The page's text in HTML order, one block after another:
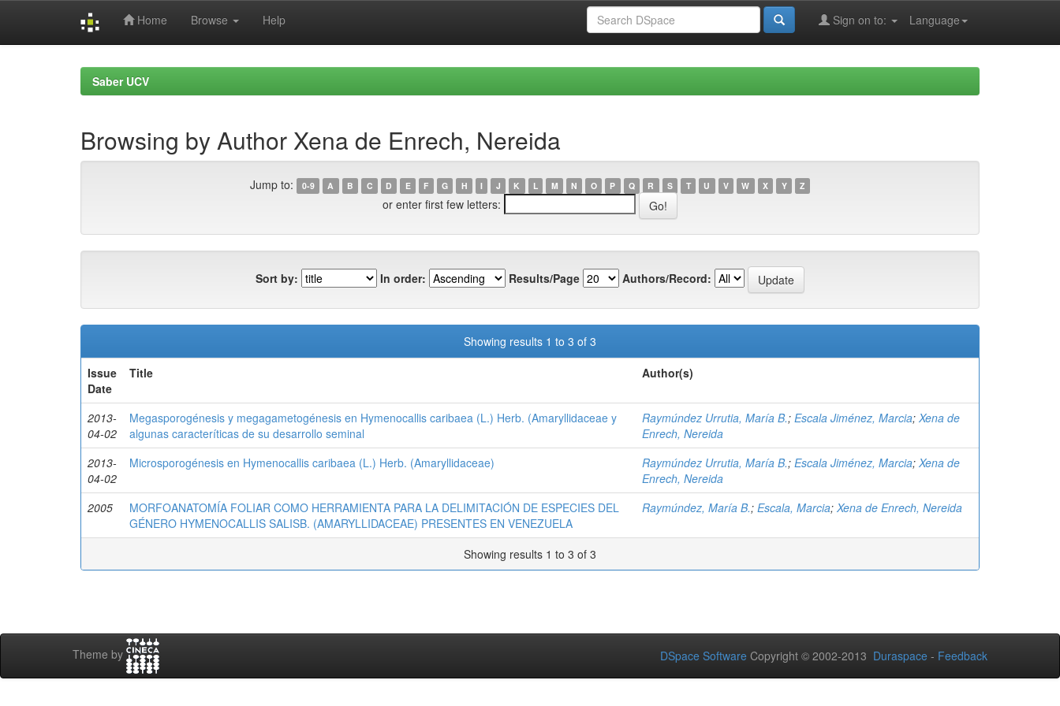
Home Browse Help Language
Sign on to:
Saber UCV
Browsing by Author Xena de Enrech, Nereida
Jump to: 0-9 A B C D E F G H I J K L M N O P Q R S T U V W X Y Z
or enter first few letters:
Sort by: In order: Results/Page Authors/Record:
Showing results 1 to 3 of 3
Issue
Date
Title Author(s)
2013-
04-02
Megasporogénesis y megagametogénesis en Hymenocallis caribaea (L.) Herb. (Amaryllidaceae y
algunas caracteríticas de su desarrollo seminal
Raymúndez Urrutia, María B.; Escala Jiménez, Marcia; Xena de
Enrech, Nereida
2013-
04-02
Microsporogénesis en Hymenocallis caribaea (L.) Herb. (Amaryllidaceae) Raymúndez Urrutia, María B.; Escala Jiménez, Marcia; Xena de
Enrech, Nereida
2005
MORFOANATOMÍA FOLIAR COMO HERRAMIENTA PARA LA DELIMITACIÓN DE ESPECIES DEL
GÉNERO HYMENOCALLIS SALISB. (AMARYLLIDACEAE) PRESENTES EN VENEZUELA
Raymúndez, María B.; Escala, Marcia; Xena de Enrech, Nereida
Showing results 1 to 3 of 3
Theme by DSpace Software Copyright © 2002-2013 Duraspace - Feedback